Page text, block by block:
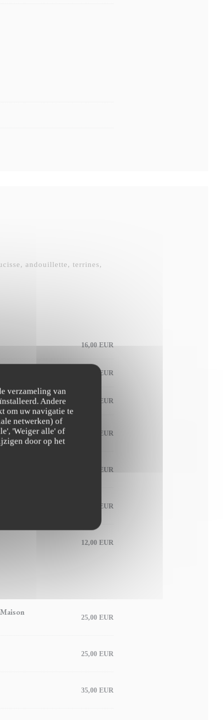
verzameling van
Andere
om uw navigatie te
netwerken) of
'Weiger alle' of
door op het
andouillette, terrines,
16,00 EUR
16,00 EUR
20,00 EUR
77)
16,00 EUR
18,00 EUR
16,00 EUR
12,00 EUR
25,00 EUR
25,00 EUR
35,00 EUR